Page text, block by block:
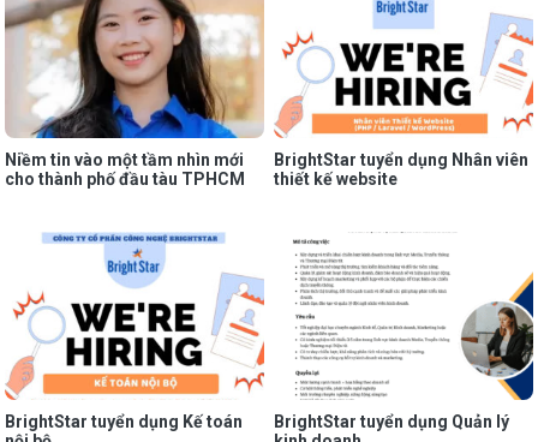
Niềm tin vào một tầm nhìn mới
cho thành phố đầu tàu TPHCM
BrightStar tuyển dụng Nhân viên
thiết kế website
BrightStar tuyển dụng Kế toán
BrightStar tuyển dụng Quản lý